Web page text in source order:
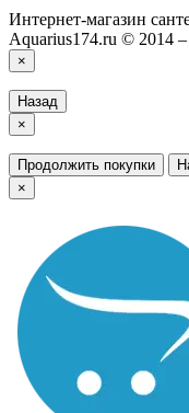
Интернет-магазин
Aquarius174.ru © 2014
×
Назад
×
Продолжить покупки
×